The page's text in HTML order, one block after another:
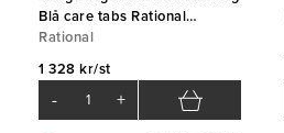
Blå care tabs Rational
SelfCooking Center150st
Rational
1 328 kr/st
- +